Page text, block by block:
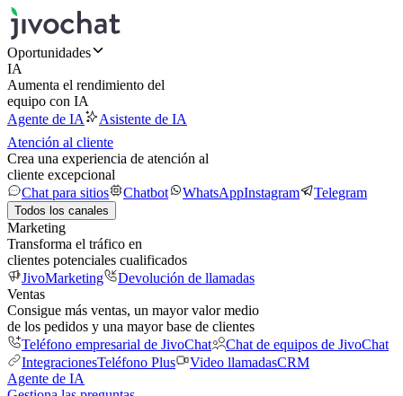
Oportunidades
IA
Aumenta el rendimiento del
equipo con IA
Agente de IA
Asistente de IA
Atención al cliente
Crea una experiencia de atención al
cliente excepcional
Chat para sitios
Chatbot WhatsAppInstagram Telegram
Todos los canales
Marketing
Transforma el tráfico en
clientes potenciales cualificados
JivoMarketing
Devolución de llamadas
Ventas
Consigue más ventas, un mayor valor medio
de los pedidos y una mayor base de clientes
Teléfono empresarial de JivoChat
Chat de equipos de JivoChat
IntegracionesTeléfono Plus Video llamadasCRM
Agente de IA